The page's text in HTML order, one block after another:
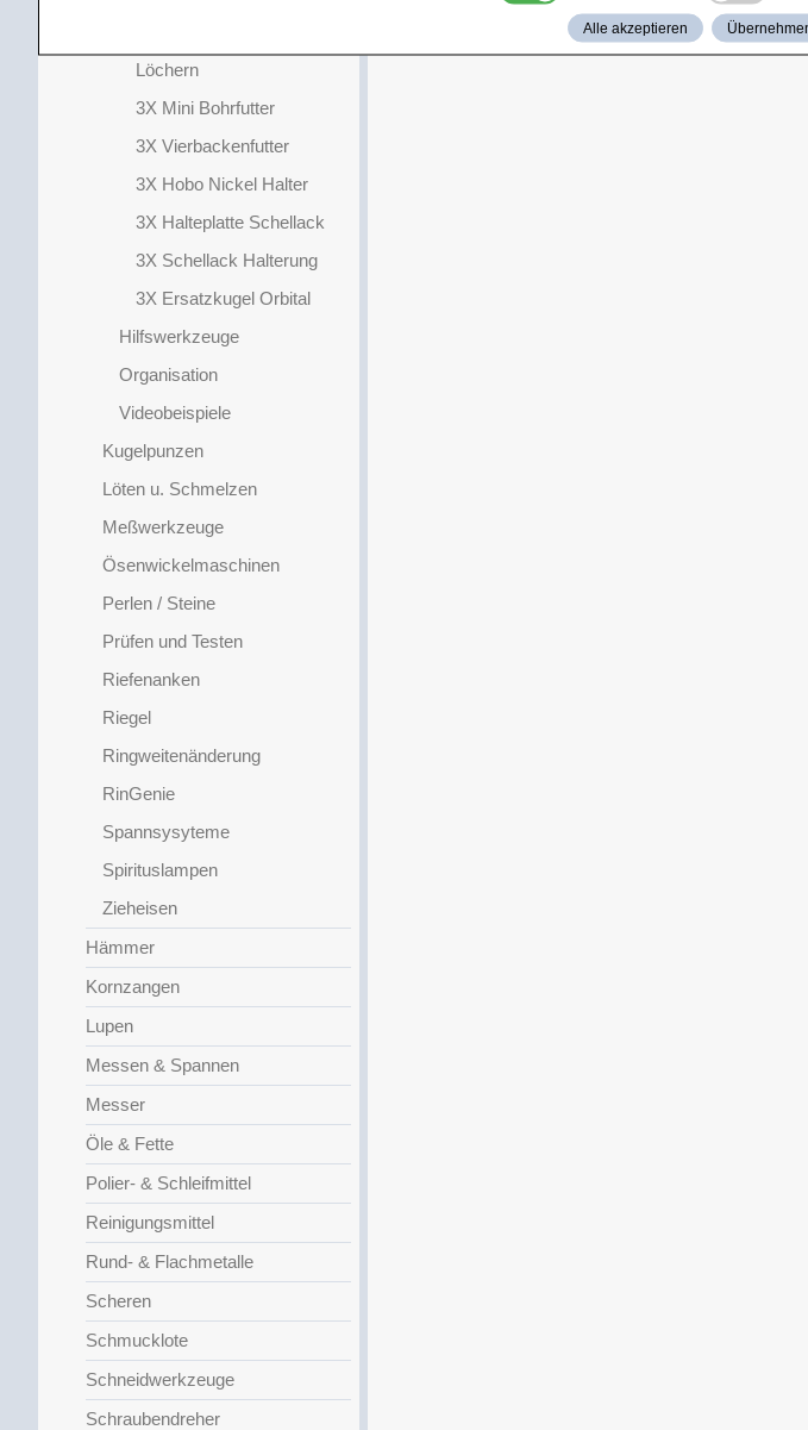
Löchern
3X Mini Bohrfutter
3X Vierbackenfutter
3X Hobo Nickel Halter
3X Halteplatte Schellack
3X Schellack Halterung
3X Ersatzkugel Orbital
Hilfswerkzeuge
Organisation
Videobeispiele
Kugelpunzen
Löten u. Schmelzen
Meßwerkzeuge
Ösenwickelmaschinen
Perlen / Steine
Prüfen und Testen
Riefenanken
Riegel
Ringweitenänderung
RinGenie
Spannsysyteme
Spirituslampen
Zieheisen
Hämmer
Kornzangen
Lupen
Messen & Spannen
Messer
Öle & Fette
Polier- & Schleifmittel
Reinigungsmittel
Rund- & Flachmetalle
Scheren
Schmucklote
Schneidwerkzeuge
Schraubendreher
Alle akzeptieren